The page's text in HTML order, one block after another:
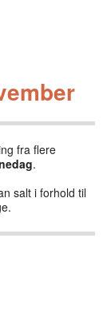
fra flere
.
salt i forhold til